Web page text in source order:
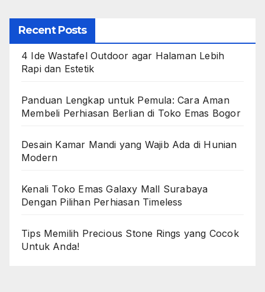
Recent Posts
4 Ide Wastafel Outdoor agar Halaman Lebih
Rapi dan Estetik
Panduan Lengkap untuk Pemula: Cara Aman
Membeli Perhiasan Berlian di Toko Emas Bogor
Desain Kamar Mandi yang Wajib Ada di Hunian
Modern
Kenali Toko Emas Galaxy Mall Surabaya
Dengan Pilihan Perhiasan Timeless
Tips Memilih Precious Stone Rings yang Cocok
Untuk Anda!